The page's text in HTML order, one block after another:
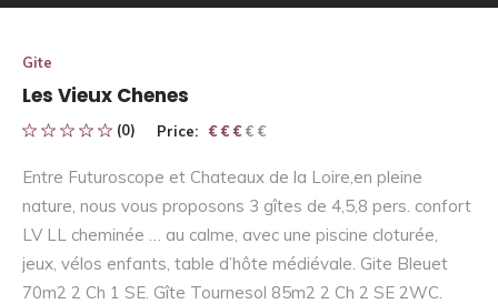
Gite
Les Vieux Chenes
(0) Price: € € € € €
€ € €
Entre Futuroscope et Chateaux de la Loire,en pleine
nature, nous vous proposons 3 gîtes de 4,5,8 pers. confort
LV LL cheminée … au calme, avec une piscine cloturée,
jeux, vélos enfants, table d’hôte médiévale. Gite Bleuet
70m2 2 Ch 1 SE. Gîte Tournesol 85m2 2 Ch 2 SE 2WC.